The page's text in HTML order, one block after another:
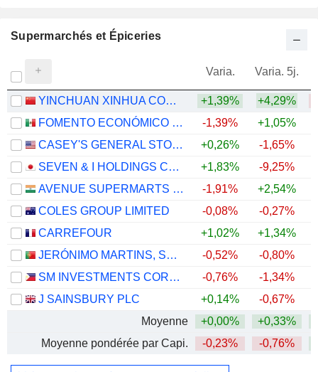
Supermarchés et Épiceries
Varia. Varia. 5j.
YINCHUAN XINHUA COMMERCIAL (GROUP) CO., LTD. +1,39% +4,29%
FOMENTO ECONÓMICO MEXICANO, S.A.B. DE C.V.
-1,39% +1,05%
CASEY'S GENERAL STORES, INC.
+0,26% -1,65%
SEVEN & I HOLDINGS CO., LTD.
+1,83% -9,25%
AVENUE SUPERMARTS LIMITED
-1,91% +2,54%
COLES GROUP LIMITED
-0,08% -0,27%
CARREFOUR
+1,02% +1,34%
JERÓNIMO MARTINS, SGPS, S.A.
-0,52% -0,80%
SM INVESTMENTS CORPORATION
-0,76% -1,34%
J SAINSBURY PLC
+0,14% -0,67%
Moyenne
+0,00% +0,33%
Moyenne pondérée par Capi.
-0,23% -0,76%